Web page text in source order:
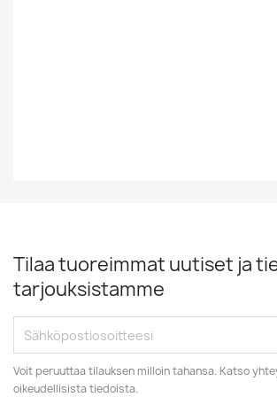
Tilaa tuoreimmat uutiset ja
tarjouksistamme
Voit peruuttaa tilauksen milloin tahansa. Katso
oikeudellisista tiedoista.